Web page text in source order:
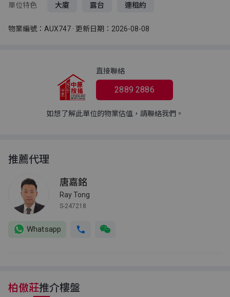
單位特色 大廈 露台 連租約
物業編號：AUX747 · 更新日期：2026-08-08
直接聯絡
2889 2886
如想了解此單位的物業估值，請聯絡我們。
推薦代理
唐嘉銘
Ray Tong
S-247218
Whatsapp
柏傲莊推介樓盤